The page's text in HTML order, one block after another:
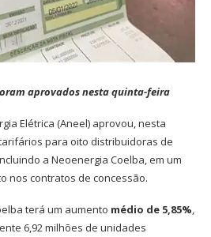
aprovados nesta quinta-feira
Elétrica (Aneel) aprovou, nesta
para oito distribuidoras de
a Neoenergia Coelba, em um
nos contratos de concessão.
terá um aumento médio de 5,85%,
6,92 milhões de unidades